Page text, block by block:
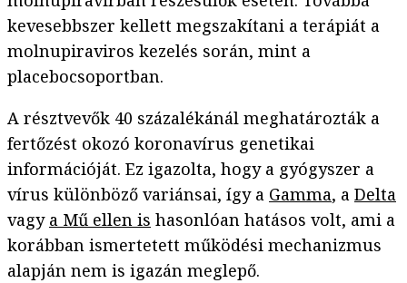
kevesebbszer kellett megszakítani a terápiát a
molnupiraviros kezelés során, mint a
placebocsoportban.
A résztvevők 40 százalékánál meghatározták a
fertőzést okozó koronavírus genetikai
információját. Ez igazolta, hogy a gyógyszer a
vírus különböző variánsai, így a Gamma, a Delta
vagy a Mű ellen is hasonlóan hatásos volt, ami a
korábban ismertetett működési mechanizmus
alapján nem is igazán meglepő.